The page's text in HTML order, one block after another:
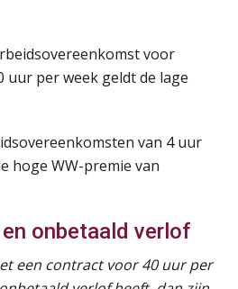
voor
uur per week geldt de lage
van 4 uur
hoge WW-premie van
onbetaald verlof
een contract voor 40 uur per